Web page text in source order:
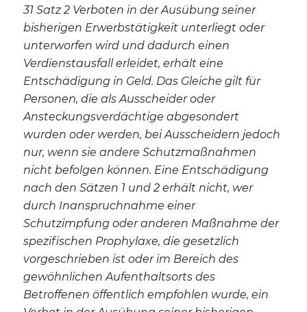
31 Satz 2 Verboten in der Ausübung seiner
bisherigen Erwerbstätigkeit unterliegt oder
unterworfen wird und dadurch einen
Verdienstausfall erleidet, erhält eine
Entschädigung in Geld. Das Gleiche gilt für
Personen, die als Ausscheider oder
Ansteckungsverdächtige abgesondert
wurden oder werden, bei Ausscheidern jedoch
nur, wenn sie andere Schutzmaßnahmen
nicht befolgen können. Eine Entschädigung
nach den Sätzen 1 und 2 erhält nicht, wer
durch Inanspruchnahme einer
Schutzimpfung oder anderen Maßnahme der
spezifischen Prophylaxe, die gesetzlich
vorgeschrieben ist oder im Bereich des
gewöhnlichen Aufenthaltsorts des
Betroffenen öffentlich empfohlen wurde, ein